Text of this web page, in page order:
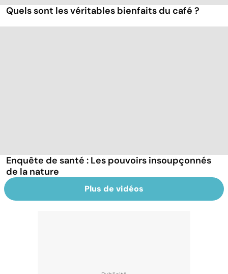
Quels sont les véritables bienfaits du café ?
Enquête de santé : Les pouvoirs insoupçonnés
de la nature
Plus de vidéos